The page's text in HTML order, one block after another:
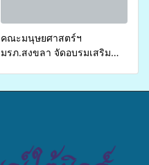
คณะมนุษยศาสตร์ฯ
มรภ.สงขลา จัดอบรมเสริม
ชีวิตประชาชนอย่างยั่งยืน